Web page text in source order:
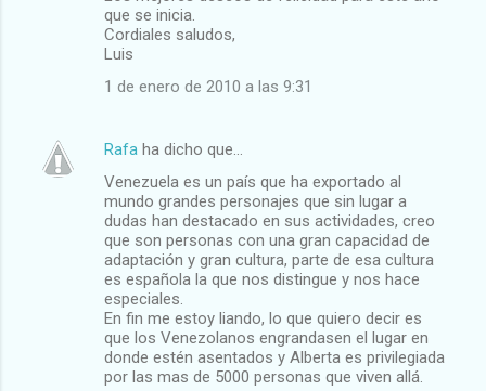
que se inicia.
Cordiales saludos,
Luis
1 de enero de 2010 a las 9:31
Rafa ha dicho que…
Venezuela es un país que ha exportado al
mundo grandes personajes que sin lugar a
dudas han destacado en sus actividades, creo
que son personas con una gran capacidad de
adaptación y gran cultura, parte de esa cultura
es española la que nos distingue y nos hace
especiales.
En fin me estoy liando, lo que quiero decir es
que los Venezolanos engrandasen el lugar en
donde estén asentados y Alberta es privilegiada
por las mas de 5000 personas que viven allá.